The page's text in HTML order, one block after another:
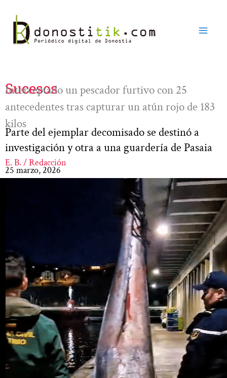
contenido
Sucesos
Interceptado un pescador furtivo con 25
antecedentes tras capturar un atún rojo de 183
kilos
Parte del ejemplar decomisado se destinó a
investigación y otra a una guardería de Pasaia
E. B. / Redacción
25 marzo, 2026